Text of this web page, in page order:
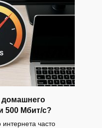
домашнего
500 Мбит/с?
часто